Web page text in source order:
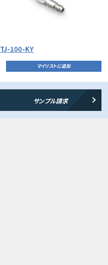
TJ-100-KY
マイリストに追加
サンプル請求